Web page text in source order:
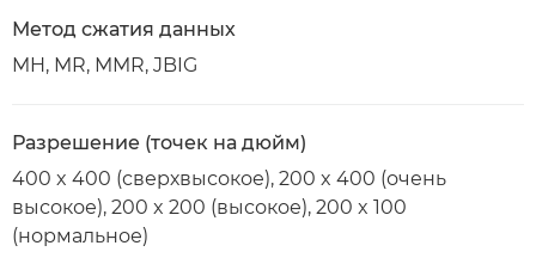
Метод сжатия данных
MH, MR, MMR, JBIG
Разрешение (точек на дюйм)
400 x 400 (сверхвысокое), 200 x 400 (очень
высокое), 200 x 200 (высокое), 200 x 100
(нормальное)